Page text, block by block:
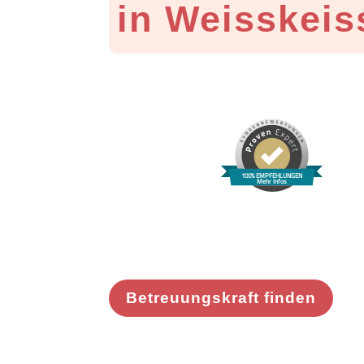
in
100% EMPFEHLUNGEN
Mehr Infos
Betreuungskraft finden